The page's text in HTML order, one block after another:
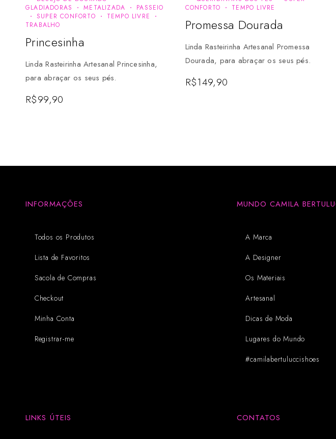
GLADIADORAS
METALIZADA
PASSEIO
SUPER CONFORTO
TEMPO LIVRE
TRABALHO
Princesinha
Linda Rasteirinha Artesanal Princesinha,
para abraçar os seus pés.
R$99,90
CONFORTO
TEMPO LIVRE
Promessa Dourada
Linda Rasteirinha Artesanal Promessa
Dourada, para abraçar os seus pés.
R$149,90
INFORMAÇÕES
Todos os Produtos
Lista de Favoritos
Sacola de Compras
Checkout
Minha Conta
Registrar-me
LINKS ÚTEIS
MUNDO CAMILA
A Marca
A Designer
Os Materiais
Artesanal
Dicas de Moda
Lugares do Mundo
#camilabertuluccishoes
CONTATOS